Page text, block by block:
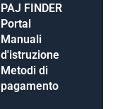
PAJ FINDER
Portal
Manuali
d'istruzione
Metodi di
pagamento